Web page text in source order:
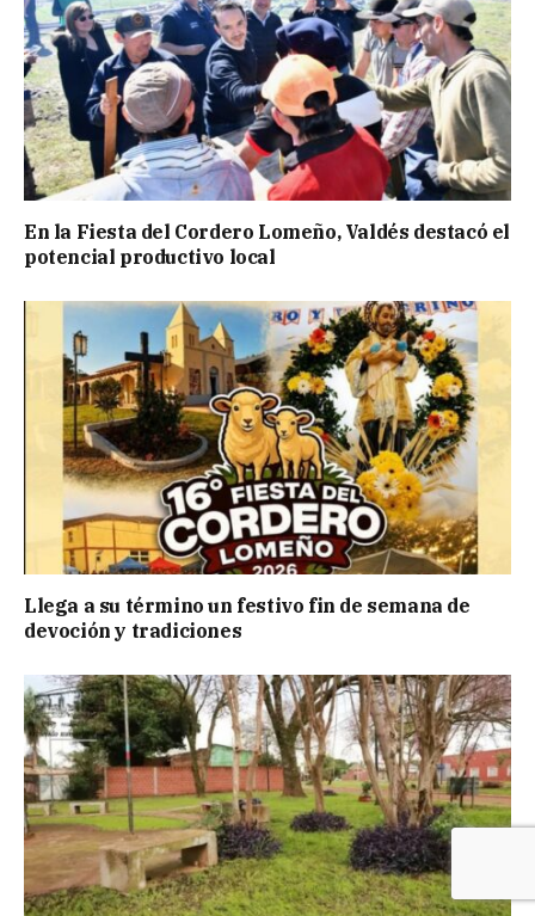
En la Fiesta del Cordero Lomeño, Valdés destacó el
potencial productivo local
Llega a su término un festivo fin de semana de
devoción y tradiciones